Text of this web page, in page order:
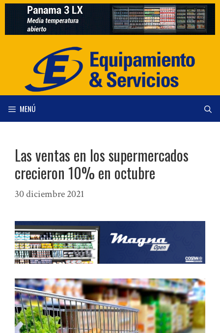
Saltar
contenido
MENÚ
Las ventas en los supermercados
crecieron 10% en octubre
30 diciembre 2021